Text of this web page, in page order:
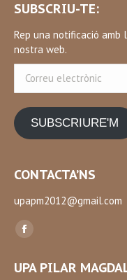
SUBSCRIU-TE:
Rep una notificació
nostra web.
electrònic
SUBSCRIURE'M
CONTACTA’NS
upapm2012@gmail.com
Find us on:
Facebook
opens
UPA PILAR